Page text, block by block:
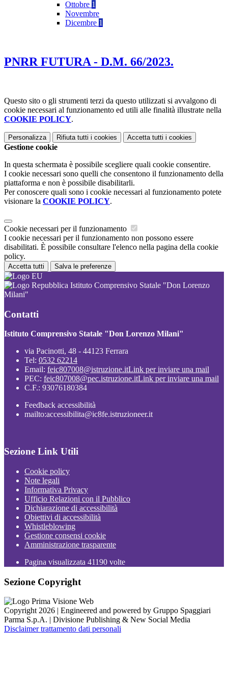
Ottobre 1
Novembre
Dicembre 1
PNRR FUTURA - D.M. 66/2023.
Questo sito o gli strumenti terzi da questo utilizzati si avvalgono di
cookie necessari al funzionamento ed utili alle finalità illustrate nella
COOKIE POLICY.
Personalizza Rifiuta tutti i cookies Accetta tutti i cookies
Gestione cookie
In questa schermata è possibile scegliere quali cookie consentire.
I cookie necessari sono quelli che consentono il funzionamento della
piattaforma e non è possibile disabilitarli.
Per conoscere quali sono i cookie necessari al funzionamento potete
visionare la COOKIE POLICY.
Cookie necessari per il funzionamento
I cookie necessari per il funzionamento non possono essere
disabilitati. È possibile consultare l'elenco nella pagina della cookie
policy.
Accetta tutti Salva le preferenze
Istituto Comprensivo Statale "Don Lorenzo
Milani"
Contatti
Istituto Comprensivo Statale "Don Lorenzo Milani"
via Pacinotti, 48 - 44123 Ferrara
Tel: 0532 62214
Email: feic807008@istruzione.itLink per inviare una mail
PEC: feic807008@pec.istruzione.itLink per inviare una mail
C.F.: 93076180384
Feedback accessibilità
mailto:accessibilita@ic8fe.istruzioneer.it
Sezione Link Utili
Cookie policy
Note legali
Informativa Privacy
Ufficio Relazioni con il Pubblico
Dichiarazione di accessibilità
Obiettivi di accessibilità
Whistleblowing
Gestione consensi cookie
Amministrazione trasparente
Pagina visualizzata 41190 volte
Sezione Copyright
Copyright 2026 | Engineered and powered by Gruppo Spaggiari
Parma S.p.A. | Divisione Publishing & New Social Media
Disclaimer trattamento dati personali